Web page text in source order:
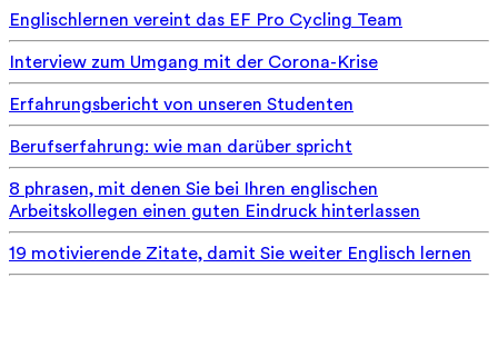
Englischlernen vereint das EF Pro Cycling Team
Interview zum Umgang mit der Corona-Krise
Erfahrungsbericht von unseren Studenten
Berufserfahrung: wie man darüber spricht
8 phrasen, mit denen Sie bei Ihren englischen
Arbeitskollegen einen guten Eindruck hinterlassen
19 motivierende Zitate, damit Sie weiter Englisch lernen